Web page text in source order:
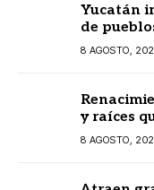
Yucatán
de
8 AGOSTO,
y raíces
8 AGOSTO,